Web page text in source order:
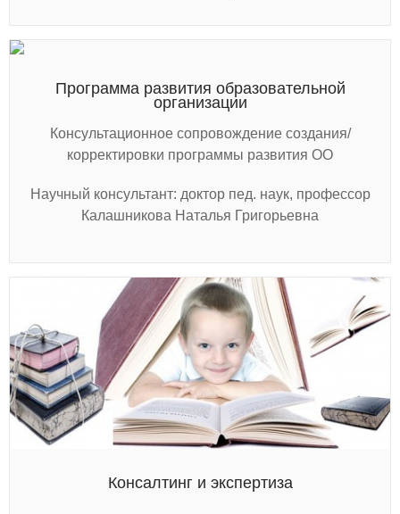
Программа развития образовательной
организации
Консультационное сопровождение создания/
корректировки программы развития ОО
Научный консультант: доктор пед. наук, профессор
Калашникова Наталья Григорьевна
Консалтинг и экспертиза